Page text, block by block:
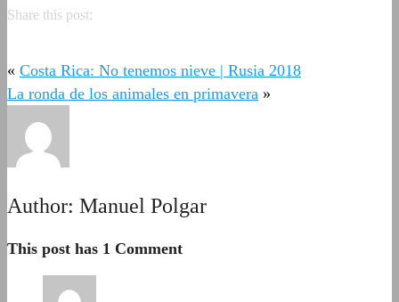
Share this post:
« Costa Rica: No tenemos nieve | Rusia 2018
La ronda de los animales en primavera »
Author: Manuel Polgar
This post has 1 Comment